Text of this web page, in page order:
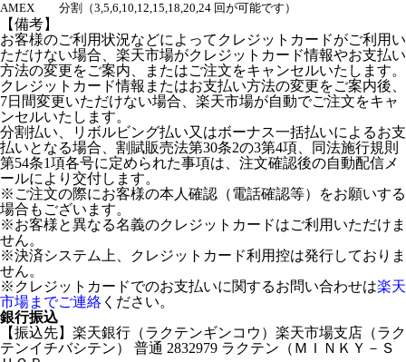
AMEX
分割（3,5,6,10,12,15,18,20,24 回が可能です）
【備考】
お客様のご利用状況などによってクレジットカードがご利用い
ただけない場合、楽天市場がクレジットカード情報やお支払い
方法の変更をご案内、またはご注文をキャンセルいたします。
クレジットカード情報またはお支払い方法の変更をご案内後、
7日間変更いただけない場合、楽天市場が自動でご注文をキャ
ンセルいたします。
分割払い、リボルビング払い又はボーナス一括払いによるお支
払いとなる場合、割賦販売法第30条2の3第4項、同法施行規則
第54条1項各号に定められた事項は、注文確認後の自動配信メ
ールにより交付します。
※ご注文の際にお客様の本人確認（電話確認等）をお願いする
場合もございます。
※お客様と異なる名義のクレジットカードはご利用いただけま
せん。
※決済システム上、クレジットカード利用控は発行しておりま
せん。
※クレジットカードでのお支払いに関するお問い合わせは楽天
市場までご連絡 ください。
銀行振込
【振込先】楽天銀行（ラクテンギンコウ）楽天市場支店（ラク
テンイチバシテン） 普通 2832979 ラクテン（ＭＩＮＫＹ－Ｓ